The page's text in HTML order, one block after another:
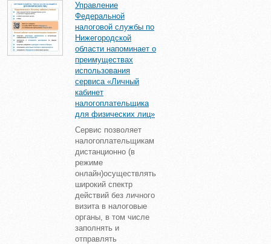
Управление
Федеральной
налоговой службы по
Нижегородской
области напоминает о
преимуществах
использования
сервиса «Личный
кабинет
налогоплательщика
для физических лиц»
Сервис позволяет
налогоплательщикам
дистанционно (в
режиме
онлайн)осуществлять
широкий спектр
действий без личного
визита в налоговые
органы, в том числе
заполнять и
отправлять